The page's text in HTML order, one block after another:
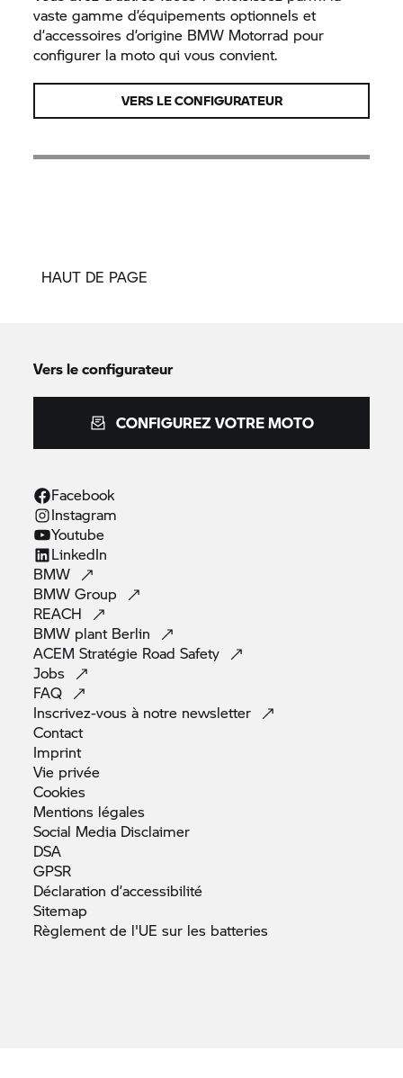
vaste gamme d’équipements optionnels et
d’accessoires d’origine BMW Motorrad pour
configurer la moto qui vous convient.
VERS LE CONFIGURATEUR
HAUT DE PAGE
Vers le configurateur
CONFIGUREZ VOTRE MOTO
Facebook
Instagram
Youtube
LinkedIn
BMW
BMWGroup
REACH
BMW plant Berlin
ACEM Stratégie RoadSafety
Jobs
FAQ
Inscrivez-vous à notre newsletter
Contact
Imprint
Vie privée
Cookies
Mentions légales
Social Media Disclaimer
DSA
GPSR
Déclarationd’accessibilité
Sitemap
Règlement de l'UE sur les batteries